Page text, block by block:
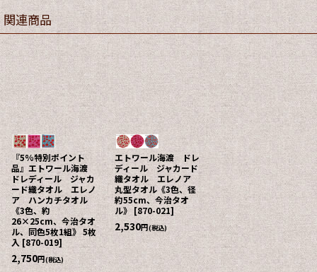
関連商品
『5%特別ポイント
品』エトワール海渡
ドレディール ジャカ
ード織タオル エレノ
ア ハンカチタオル
《3色、約
26×25cm、今治タオ
ル、同色5枚1組》 5枚
入[870-019]
2,750円(税込)
エトワール海渡 ドレ
ディール ジャカード
織タオル エレノア
丸型タオル《3色、径
約55cm、今治タオ
ル》 [870-021]
2,530円(税込)